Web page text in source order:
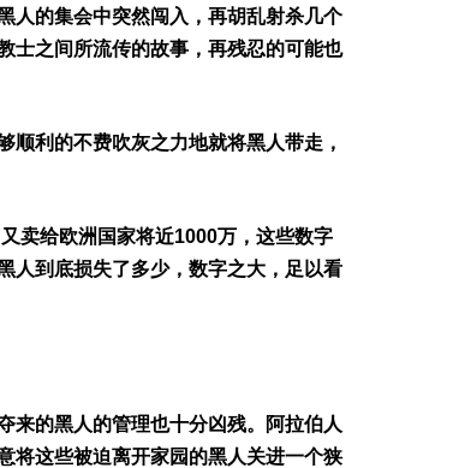
人的集会中突然闯入，再胡乱射杀几个
士之间所流传的故事，再残忍的可能也
顺利的不费吹灰之力地就将黑人带走，
卖给欧洲国家将近1000万，这些数字
人到底损失了多少，数字之大，足以看
来的黑人的管理也十分凶残。阿拉伯人
将这些被迫离开家园的黑人关进一个狭